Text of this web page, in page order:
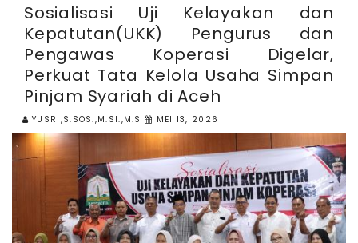
Sosialisasi Uji Kelayakan dan
Kepatutan(UKK) Pengurus dan
Pengawas Koperasi Digelar,
Perkuat Tata Kelola Usaha Simpan
Pinjam Syariah di Aceh
YUSRI,S.SOS.,M.SI.,M.S MEI 13, 2026